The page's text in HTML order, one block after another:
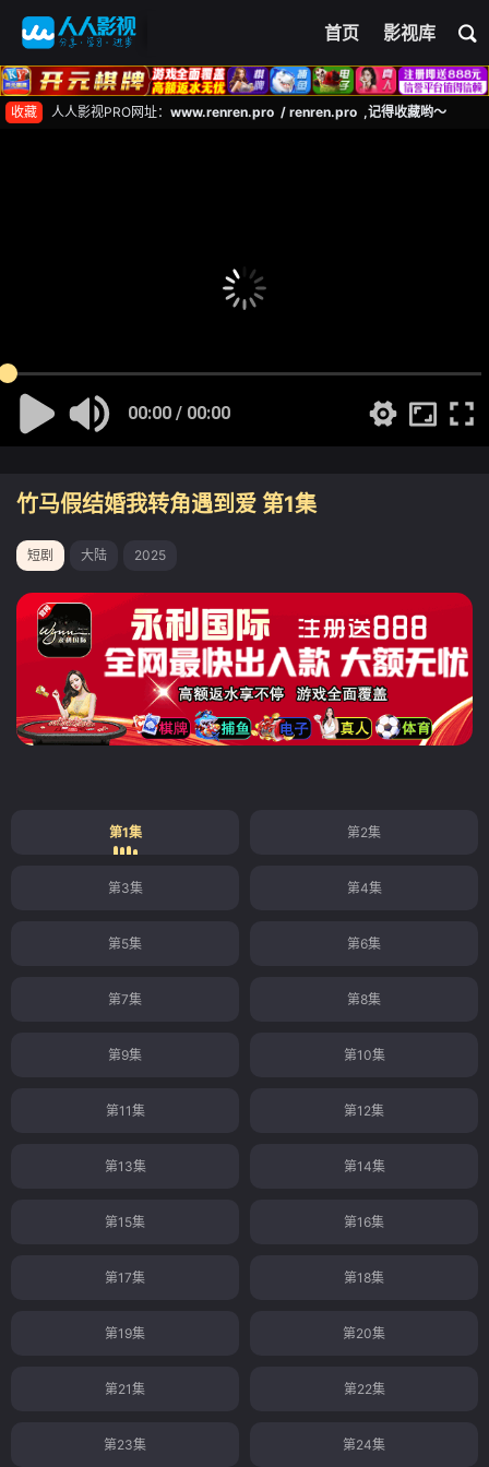
首页 影视库
收藏 人人影视PRO网址： www.renren.pro / renren.pro ,记得收藏哟～
00:00 / 00:00
竹马假结婚我转角遇到爱 第1集
短剧 大陆 2025
第1集 第2集
第3集 第4集
第5集 第6集
第7集 第8集
第9集 第10集
第11集 第12集
第13集 第14集
第15集 第16集
第17集 第18集
第19集 第20集
第21集 第22集
第23集 第24集